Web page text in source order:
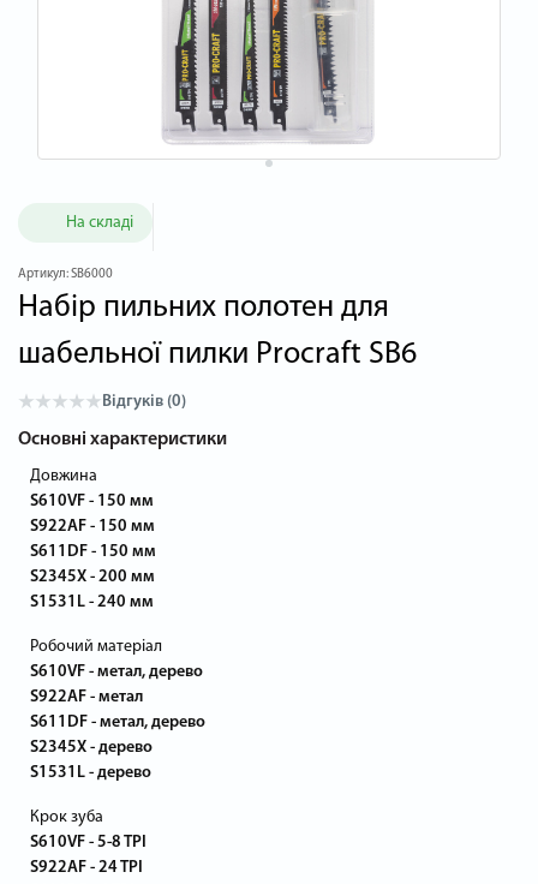
На складі
Артикул:SB6000
Набір пильних полотен для
шабельної пилки Procraft SB6
Відгуків (0)
Основні характеристики
Довжина
S610VF - 150 мм
S922AF - 150 мм
S611DF - 150 мм
S2345X - 200 мм
S1531L - 240 мм
Робочий матеріал
S610VF - метал, дерево
S922AF - метал
S611DF - метал, дерево
S2345X - дерево
S1531L - дерево
Крок зуба
S610VF - 5-8 TPI
S922AF - 24 TPI